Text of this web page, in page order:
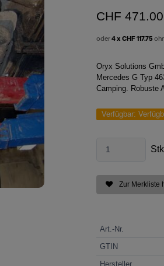
CHF 471.00
oder4 x CHF 117.75
Oryx Solutions
Mercedes G Typ
Camping. Robuste
Verfügbar:
Zur Merkliste
Art.-Nr.
GTIN
Hersteller